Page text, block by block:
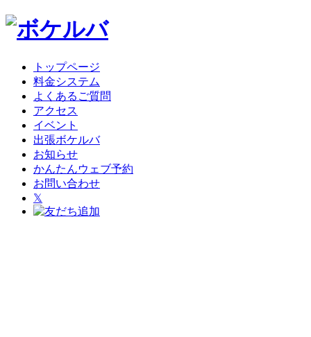
トップページ
料金システム
よくあるご質問
アクセス
イベント
出張ボケルバ
お知らせ
かんたんウェブ予約
お問い合わせ
𝕏